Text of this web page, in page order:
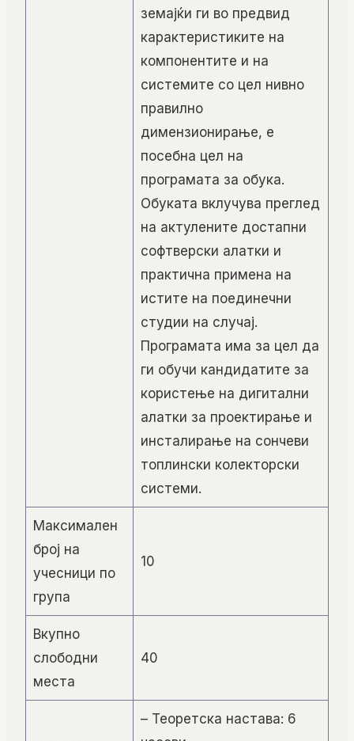
земајќи ги во предвид
карактеристиките на
компонентите и на
системите со цел нивно
правилно
димензионирање, е
посебна цел на
програмата за обука.
Обуката вклучува преглед
на актулените достапни
софтверски алатки и
практична примена на
истите на поединечни
студии на случај.
Програмата има за цел да
ги обучи кандидатите за
користење на дигитални
алатки за проектирање и
инсталирање на сончеви
топлински колекторски
системи.
Максимален
број на
учесници по
група
10
Вкупно
слободни
места
40
– Теоретска настава: 6